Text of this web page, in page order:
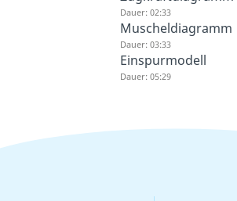
Dauer: 02:33
Muscheldiagramm
Dauer: 03:33
Einspurmodell
Dauer: 05:29